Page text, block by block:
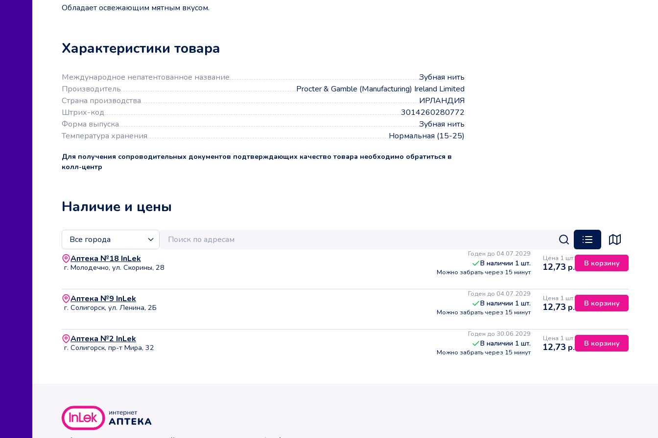
Обладает освежающим мятным вкусом.
Характеристики товара
Международное непатентованное название
Зубная нить
Производитель
Procter & Gamble (Manufacturing) Ireland Limited
Страна производства
ИРЛАНДИЯ
Штрих-код
3014260280772
Форма выпуска
Зубная нить
Температура хранения
Нормальная (15-25)
Для получения сопроводительных документов подтверждающих качество товара необходимо обратиться в
колл-центр
Наличие и цены
Аптека №18 InLek
г. Молодечно, ул. Скорины, 28
Годен до 04.07.2029
В наличии 1 шт.
Можно забрать через 15 минут
Цена 1 шт.
12,73 р. В корзину
Аптека №9 InLek
г. Солигорск, ул. Ленина, 2Б
Годен до 04.07.2029
В наличии 1 шт.
Можно забрать через 15 минут
Цена 1 шт.
12,73 р. В корзину
Аптека №2 InLek
г. Солигорск, пр-т Мира, 32
Годен до 30.06.2029
В наличии 1 шт.
Можно забрать через 15 минут
Цена 1 шт.
12,73 р. В корзину